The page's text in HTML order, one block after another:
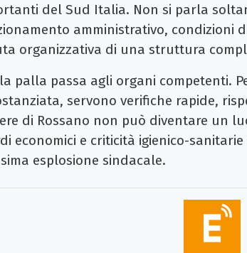
del Sud Italia. Non si parla
amministrativo, condizioni
organizzativa di una struttura
palla passa agli organi competenti.
servono verifiche rapide,
di Rossano non può diventare un
economici e criticità igienico-
esplosione sindacale.